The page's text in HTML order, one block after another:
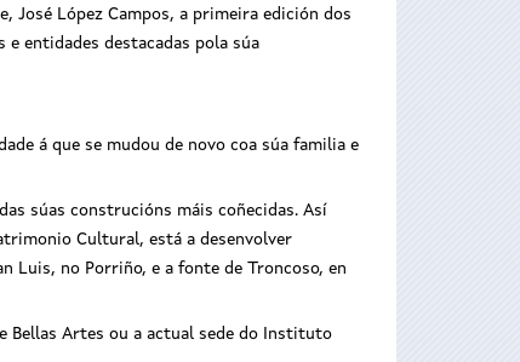
José López Campos, a primeira edición dos
entidades destacadas pola súa
á que se mudou de novo coa súa familia e
súas construcións máis coñecidas. Así
Cultural, está a desenvolver
Luis, no Porriño, e a fonte de Troncoso, en
Bellas Artes ou a actual sede do Instituto